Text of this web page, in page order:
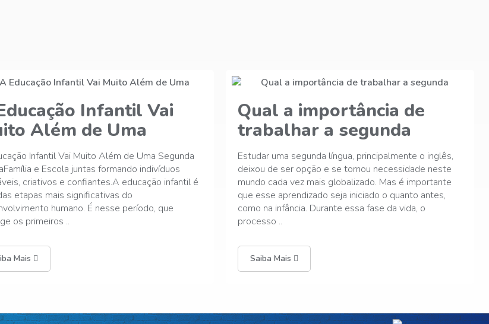
a importância de
a segunda
uma segunda língua, principalmente o inglês,
de ser opção e se tornou necessidade neste
cada vez mais globalizado. Mas é importante
esse aprendizado seja iniciado o quanto antes,
na infância. Durante essa fase da vida, o
..
Saiba Mais
Bullying na Educação
Infantil: O que é e
Bullying na Educação Infantil: O que é e como lidarO
bullying é um problema grave que afeta muitas
crianças em idade escolar. É importante entender o
que é bullying, seus efeitos e como podemos prevenir
e lidar com essa situação.O que é bullying?Bullying é
um ..
Saiba Mais